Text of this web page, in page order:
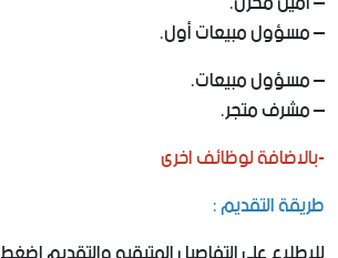
– مسؤول مبيعات أول.
– مسؤول مبيعات.
– مشرف متجر.
-بالاضافة لوظائف اخرى
طريقة التقديم :